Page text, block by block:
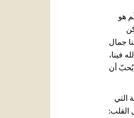
هو
جمال
فينا،
يُحبّ أن
التي
القلب: